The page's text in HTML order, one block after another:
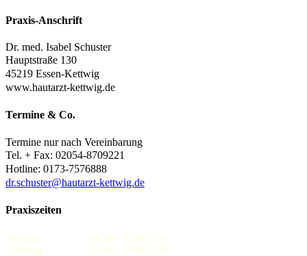
Praxis-Anschrift
Dr. med. Isabel Schuster
Hauptstraße 130
45219 Essen-Kettwig
www.hautarzt-kettwig.de
Termine & Co.
Termine nur nach Vereinbarung
Tel. + Fax: 02054-8709221
Hotline: 0173-7576888
dr.schuster@hautarzt-kettwig.de
Praxiszeiten
Montag:
Dienstag:
08:00 - 12:00 Uhr
14:00 - 20:00 Uhr